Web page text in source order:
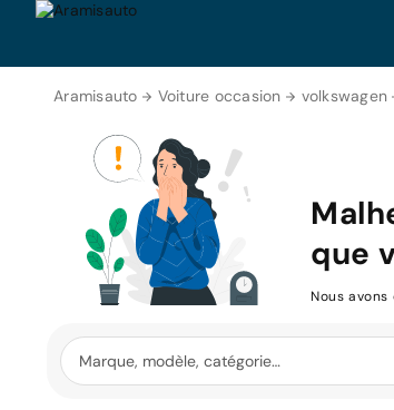
Aramisauto Voiture occasion volkswagen
que
Nous